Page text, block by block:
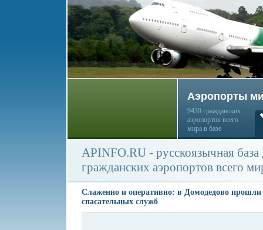
Аэропорты
9439 гражданских
аэропортов всего
мира в базе
APINFO.RU - русскоязычная
гражданских аэропортов всего
Слаженно и оперативно: в Домодедово прошли
спасательных служб